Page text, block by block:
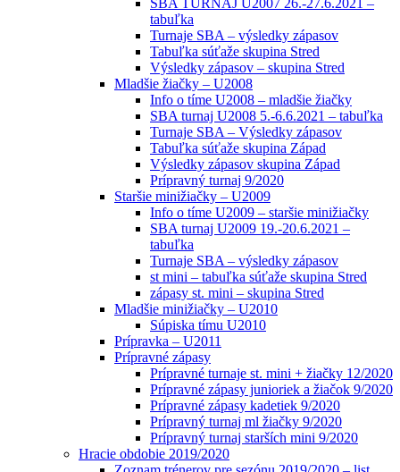
tabuľka
Turnaje SBA – výsledky zápasov
Tabuľka súťaže skupina Stred
Výsledky zápasov – skupina Stred
Mladšie žiačky – U2008
Info o tíme U2008 – mladšie žiačky
SBA turnaj U2008 5.-6.6.2021 – tabuľka
Turnaje SBA – Výsledky zápasov
Tabuľka súťaže skupina Západ
Výsledky zápasov skupina Západ
Prípravný turnaj 9/2020
Staršie minižiačky – U2009
Info o tíme U2009 – staršie minižiačky
SBA turnaj U2009 19.-20.6.2021 –
tabuľka
Turnaje SBA – výsledky zápasov
st mini – tabuľka súťaže skupina Stred
zápasy st. mini – skupina Stred
Mladšie minižiačky – U2010
Súpiska tímu U2010
Prípravka – U2011
Prípravné zápasy
Prípravné turnaje st. mini + žiačky 12/2020
Prípravné zápasy junioriek a žiačok 9/2020
Prípravné zápasy kadetiek 9/2020
Prípravný turnaj ml žiačky 9/2020
Prípravný turnaj starších mini 9/2020
Hracie obdobie 2019/2020